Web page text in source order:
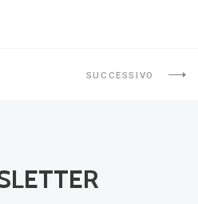
SUCCESSIVO